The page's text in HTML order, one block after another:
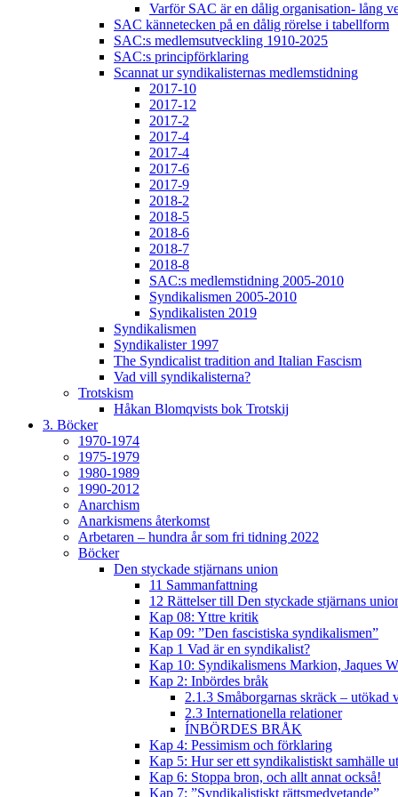
Varför SAC är en dålig organisation- lång
SAC kännetecken på en dålig rörelse i tabellform
SAC:s medlemsutveckling 1910-2025
SAC:s principförklaring
Scannat ur syndikalisternas medlemstidning
2017-10
2017-12
2017-2
2017-4
2017-4
2017-6
2017-9
2018-2
2018-5
2018-6
2018-7
2018-8
SAC:s medlemstidning 2005-2010
Syndikalismen 2005-2010
Syndikalisten 2019
Syndikalismen
Syndikalister 1997
The Syndicalist tradition and Italian Fascism
Vad vill syndikalisterna?
Trotskism
Håkan Blomqvists bok Trotskij
3. Böcker
1970-1974
1975-1979
1980-1989
1990-2012
Anarchism
Anarkismens återkomst
Arbetaren – hundra år som fri tidning 2022
Böcker
Den styckade stjärnans union
11 Sammanfattning
12 Rättelser till Den styckade stjärnans
Kap 08: Yttre kritik
Kap 09: ”Den fascistiska syndikalismen”
Kap 1 Vad är en syndikalist?
Kap 10: Syndikalismens Markion, Jaques
Kap 2: Inbördes bråk
2.1.3 Småborgarnas skräck – utökad
2.3 Internationella relationer
ÍNBÖRDES BRÅK
Kap 4: Pessimism och förklaring
Kap 5: Hur ser ett syndikalistiskt samhälle
Kap 6: Stoppa bron, och allt annat också!
Kap 7: ”Syndikalistiskt rättsmedvetande”